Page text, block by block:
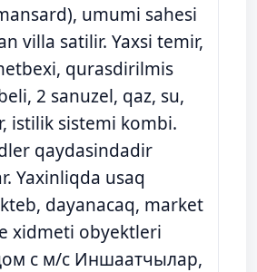
umumi sahesi
villa satilir. Yaxsi temir,
qurasdirilmis
2 sanuzel, qaz, su,
istilik sistemi kombi.
qaydasindadir
Yaxinliqda usaq
dayanacaq, market
xidmeti obyektleri
с м/с Иншаатчылар,